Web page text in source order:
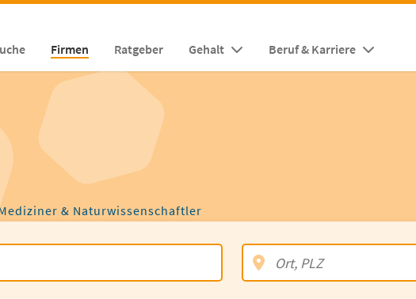
Firmen Ratgeber Gehalt Beruf & Karriere
& Naturwissenschaftler